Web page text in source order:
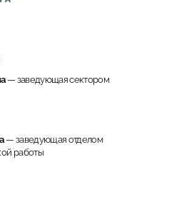
— заведующая сектором
— заведующая отделом
работы